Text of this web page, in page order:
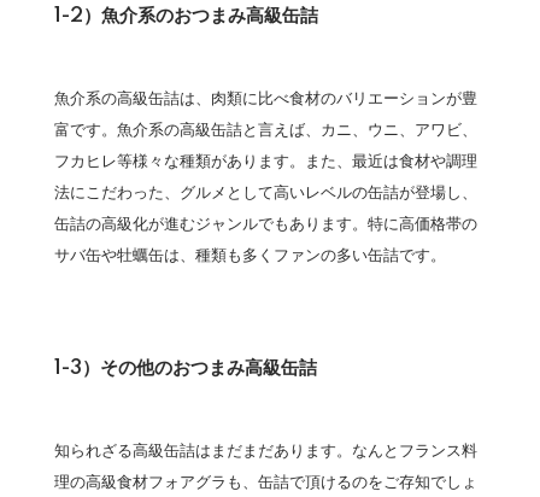
1-2）魚介系のおつまみ高級缶詰
魚介系の高級缶詰は、肉類に比べ食材のバリエーションが豊
富です。魚介系の高級缶詰と言えば、カニ、ウニ、アワビ、
フカヒレ等様々な種類があります。また、最近は食材や調理
法にこだわった、グルメとして高いレベルの缶詰が登場し、
缶詰の高級化が進むジャンルでもあります。特に高価格帯の
サバ缶や牡蠣缶は、種類も多くファンの多い缶詰です。
1-3）その他のおつまみ高級缶詰
知られざる高級缶詰はまだまだあります。なんとフランス料
理の高級食材フォアグラも、缶詰で頂けるのをご存知でしょ